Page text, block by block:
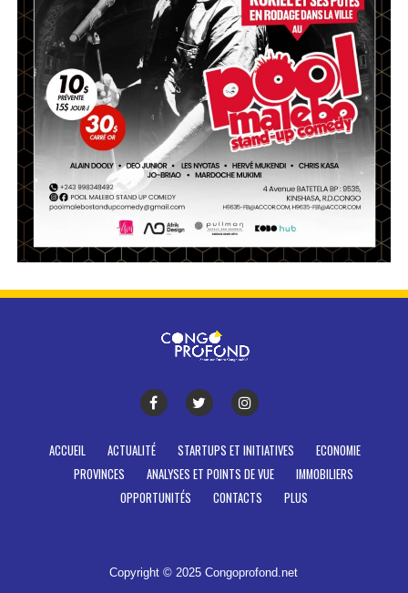
ACCUEIL ACTUALITÉ STARTUPS ET INITIATIVES
ECONOMIE
PROVINCES
ANALYSES ET POINTS DE VUE
IMMOBILIERS
OPPORTUNITÉS
CONTACTS PLUS
Copyright © 2025 Congoprofond.net